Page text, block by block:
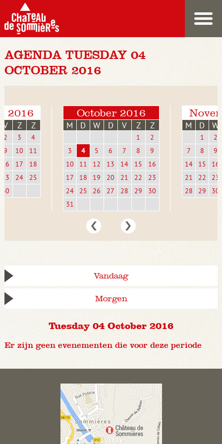
AGENDA TUESDAY 04
OCTOBER 2016
2016
V Z Z
2 3
4
9
10
11
16
17
18
23
24
25
30
October 2016
M D W D V Z Z
1
2
3
4 5 6 7 8
9
10
11 12 13 14 15
16
17
18 19 20 21 22
23
24
25 26 27 28 29
30
31
M D W
1
2
7
8
9
14
15
16
21
22
23
28
29 30
Vandaag
Morgen
Tuesday 04 October 2016
Er zijn geen evenementen die voor deze periode